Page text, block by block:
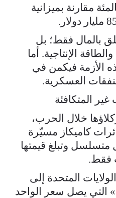
قياسية بنسبة 76 بالمئة مقارنة بميزانية
بالمال فقط؛ بل
الإنتاجية. أما
الأزمة فيكمن في
العسكرية.
غير المتكافئة
خلال الحرب،
كاميكاز مسيّرة
وتبلغ قيمتها
فقط.
المتحدة إلى
التي يصل سعر الواحد